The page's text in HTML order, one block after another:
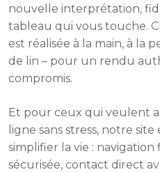
nouvelle interprétation,
tableau qui vous touche.
est réalisée à la main, à la
de lin – pour un rendu
compromis.
Et pour ceux qui veulent
ligne sans stress, notre
simplifier la vie :
sécurisée, contact direct